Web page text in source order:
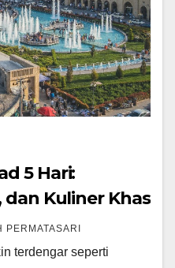
5 Hari:
Kuliner Khas
PERMATASARI
terdengar seperti